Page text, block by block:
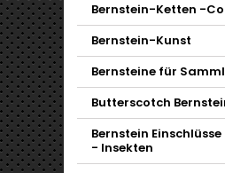
Bernstein-Ketten -
Bernstein-Kunst
Bernsteine für
Butterscotch
Bernstein
- Insekten